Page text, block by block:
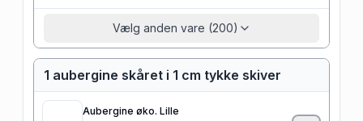
Vælg anden vare (200)
1 aubergine skåret i 1 cm tykke skiver
Aubergine øko. Lille